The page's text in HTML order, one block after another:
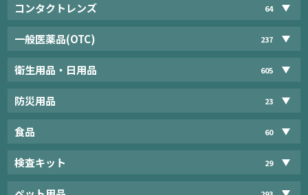
コンタクトレンズ 64
一般医薬品(OTC) 237
衛生用品・日用品 605
防災用品 23
食品 60
検査キット 29